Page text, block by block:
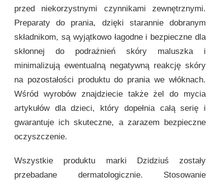
przed niekorzystnymi czynnikami zewnętrznymi.
Preparaty do prania, dzięki starannie dobranym
składnikom, są wyjątkowo łagodne i bezpieczne dla
skłonnej do podrażnień skóry maluszka i
minimalizują ewentualną negatywną reakcję skóry
na pozostałości produktu do prania we włóknach.
Wśród wyrobów znajdziecie także żel do mycia
artykułów dla dzieci, który dopełnia całą serię i
gwarantuje ich skuteczne, a zarazem bezpieczne
oczyszczenie.
Wszystkie produktu marki Dzidziuś zostały
przebadane dermatologicznie. Stosowanie